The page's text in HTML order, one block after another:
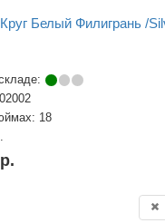
Белый Филигрань /
18